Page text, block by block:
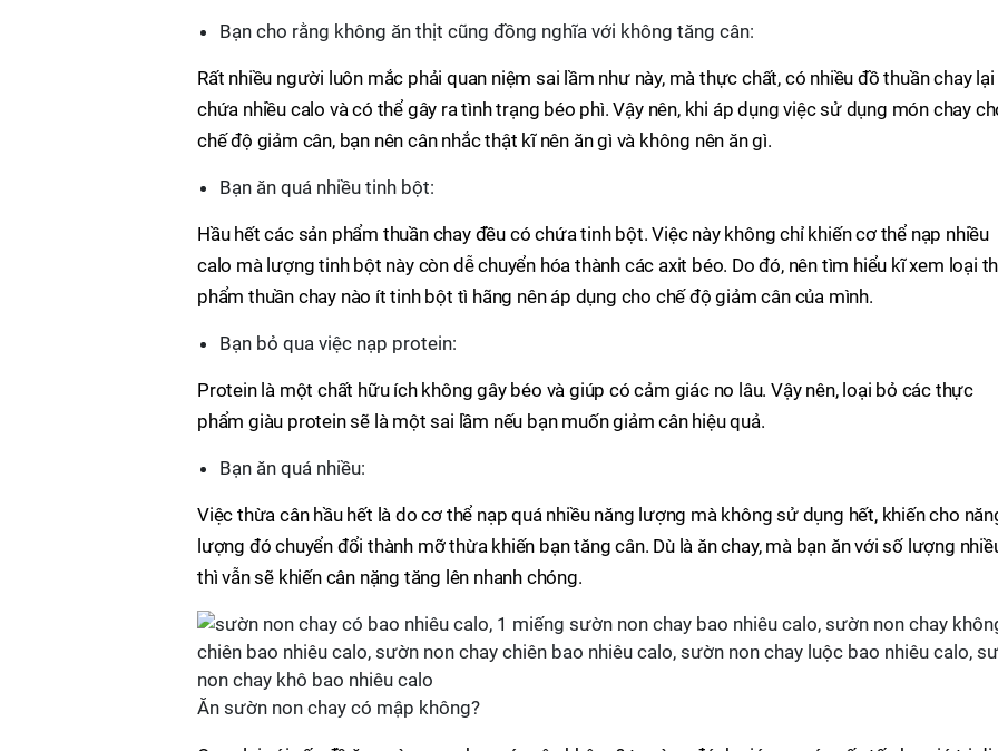
Bạn cho rằng không ăn thịt cũng đồng nghĩa với không tăng cân:
Rất nhiều người luôn mắc phải quan niệm sai lầm như này, mà thực chất, có nhiều đồ thuần chay lại
chứa nhiều calo và có thể gây ra tình trạng béo phì. Vậy nên, khi áp dụng việc sử dụng món chay
chế độ giảm cân, bạn nên cân nhắc thật kĩ nên ăn gì và không nên ăn gì.
Bạn ăn quá nhiều tinh bột:
Hầu hết các sản phẩm thuần chay đều có chứa tinh bột. Việc này không chỉ khiến cơ thể nạp nhiều
calo mà lượng tinh bột này còn dễ chuyển hóa thành các axit béo. Do đó, nên tìm hiểu kĩ xem loại
phẩm thuần chay nào ít tinh bột tì hãng nên áp dụng cho chế độ giảm cân của mình.
Bạn bỏ qua việc nạp protein:
Protein là một chất hữu ích không gây béo và giúp có cảm giác no lâu. Vậy nên, loại bỏ các thực
phẩm giàu protein sẽ là một sai lầm nếu bạn muốn giảm cân hiệu quả.
Bạn ăn quá nhiều:
Việc thừa cân hầu hết là do cơ thể nạp quá nhiều năng lượng mà không sử dụng hết, khiến cho
lượng đó chuyển đổi thành mỡ thừa khiến bạn tăng cân. Dù là ăn chay, mà bạn ăn với số lượng
thì vẫn sẽ khiến cân nặng tăng lên nhanh chóng.
Ăn sườn non chay có mập không?